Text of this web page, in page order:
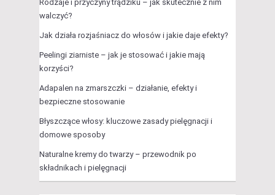
Rodzaje i przyczyny trądziku – jak skutecznie z nim
walczyć?
Jak działa rozjaśniacz do włosów i jakie daje efekty?
Peelingi ziarniste – jak je stosować i jakie mają
korzyści?
Adapalen na zmarszczki – działanie, efekty i
bezpieczne stosowanie
Błyszczące włosy: kluczowe zasady pielęgnacji i
domowe sposoby
Naturalne kremy do twarzy – przewodnik po
składnikach i pielęgnacji